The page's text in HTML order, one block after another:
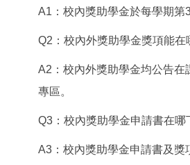
A1：校內獎助學金於每學期第
Q2：校內外獎助學金獎項能在
A2：校內外獎助學金均公告在
專區。
Q3：校內獎助學金申請書在哪
A3：校內獎助學金申請書及獎